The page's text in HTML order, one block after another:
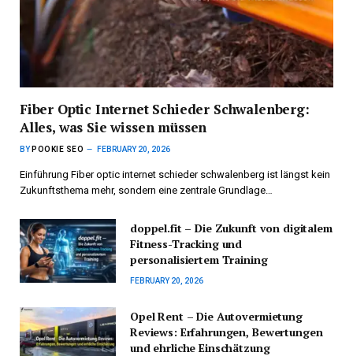
Fiber Optic Internet Schieder Schwalenberg:
Alles, was Sie wissen müssen
BY POOKIE SEO FEBRUARY 20, 2026
Einführung Fiber optic internet schieder schwalenberg ist längst kein
Zukunftsthema mehr, sondern eine zentrale Grundlage…
doppel.fit – Die Zukunft von digitalem
Fitness-Tracking und
personalisiertem Training
FEBRUARY 20, 2026
Opel Rent – Die Autovermietung
Reviews: Erfahrungen, Bewertungen
und ehrliche Einschätzung